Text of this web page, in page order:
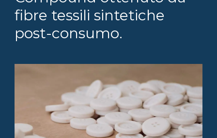
fibre tessili sintetiche
post-consumo.